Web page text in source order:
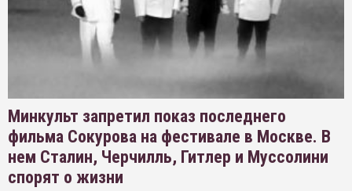
Минкульт запретил показ последнего
фильма Сокурова на фестивале в Москве. В
нем Сталин, Черчилль, Гитлер и Муссолини
спорят о жизни